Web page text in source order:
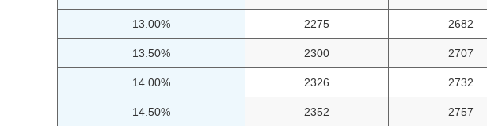
13.00% 2275 2682
13.50% 2300 2707
14.00% 2326 2732
14.50% 2352 2757